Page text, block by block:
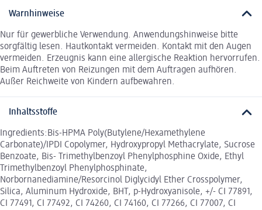
Warnhinweise
Nur für gewerbliche Verwendung. Anwendungshinweise bitte
sorgfältig lesen. Hautkontakt vermeiden. Kontakt mit den Augen
vermeiden. Erzeugnis kann eine allergische Reaktion hervorrufen.
Beim Auftreten von Reizungen mit dem Auftragen aufhören.
Außer Reichweite von Kindern aufbewahren.
Inhaltsstoffe
Ingredients:Bis-HPMA Poly(Butylene/Hexamethylene
Carbonate)/IPDI Copolymer, Hydroxypropyl Methacrylate, Sucrose
Benzoate, Bis- Trimethylbenzoyl Phenylphosphine Oxide, Ethyl
Trimethylbenzoyl Phenylphosphinate,
Norbornanediamine/Resorcinol Diglycidyl Ether Crosspolymer,
Silica, Aluminum Hydroxide, BHT, p-Hydroxyanisole, +/- CI 77891,
CI 77491, CI 77492, CI 74260, CI 74160, CI 77266, CI 77007, CI